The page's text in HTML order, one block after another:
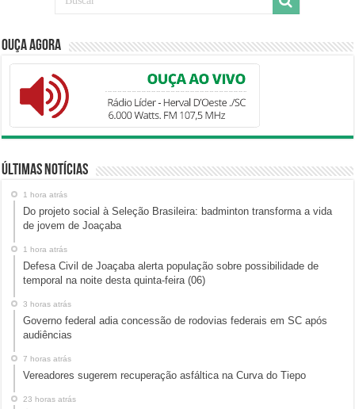
Ouça Agora
Últimas Notícias
1 hora atrás
Do projeto social à Seleção Brasileira: badminton transforma a vida
de jovem de Joaçaba
1 hora atrás
Defesa Civil de Joaçaba alerta população sobre possibilidade de
temporal na noite desta quinta-feira (06)
3 horas atrás
Governo federal adia concessão de rodovias federais em SC após
audiências
7 horas atrás
Vereadores sugerem recuperação asfáltica na Curva do Tiepo
23 horas atrás